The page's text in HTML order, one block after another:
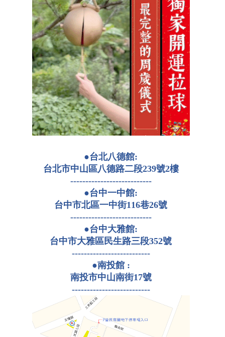
●台北八德館:
台北市中山區八德路二段239號2樓
---------------------------
●台中一中館:
台中市北區一中街116巷26號
---------------------------
●台中大雅館:
台中市大雅區民生路三段352號
--------------------------
●南投館 :
南投市中山南街17號
--------------------------